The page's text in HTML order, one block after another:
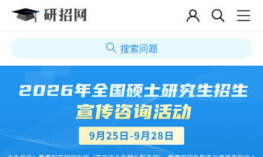
搜索问题